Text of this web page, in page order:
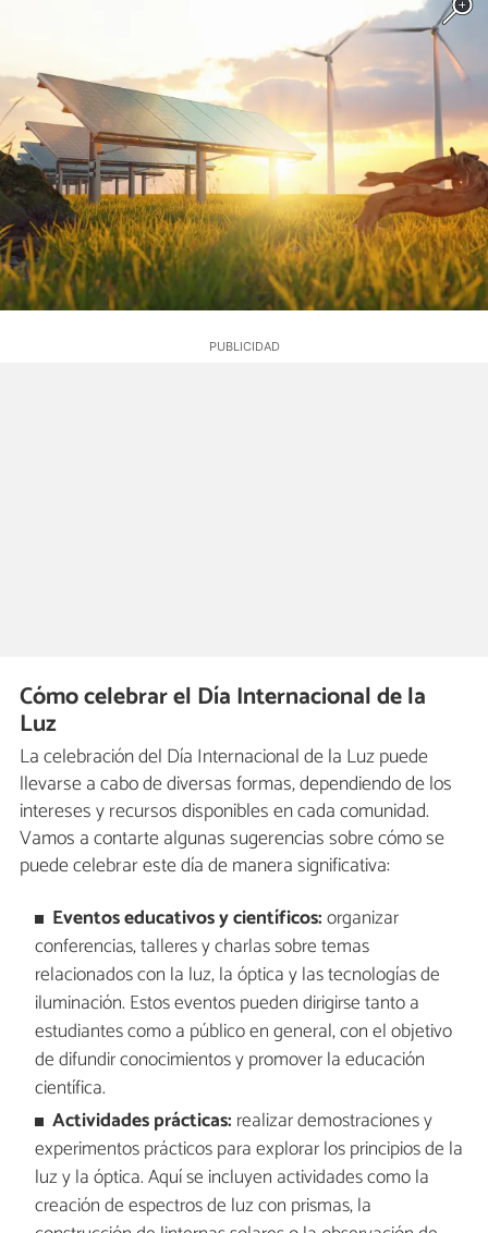
Cómo celebrar el Día Internacional de la
Luz
La celebración del Día Internacional de la Luz puede
llevarse a cabo de diversas formas, dependiendo de los
intereses y recursos disponibles en cada comunidad.
Vamos a contarte algunas sugerencias sobre cómo se
puede celebrar este día de manera significativa:
Eventos educativos y científicos:organizar
conferencias, talleres y charlas sobre temas
relacionados con la luz, la óptica y las tecnologías de
iluminación. Estos eventos pueden dirigirse tanto a
estudiantes como a público en general, con el objetivo
de difundir conocimientos y promover la educación
científica.
Actividades prácticas: realizar demostraciones y
experimentos prácticos para explorar los principios de la
luz y la óptica. Aquí se incluyen actividades como la
creación de espectros de luz con prismas, la